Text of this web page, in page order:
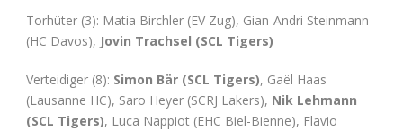
Torhüter (3): Matia Birchler (EV Zug), Gian-Andri Steinmann
(HC Davos), Jovin Trachsel (SCL Tigers)
Verteidiger (8): Simon Bär (SCL Tigers), Gaël Haas
(Lausanne HC), Saro Heyer (SCRJ Lakers), Nik Lehmann
(SCL Tigers), Luca Nappiot (EHC Biel-Bienne), Flavio